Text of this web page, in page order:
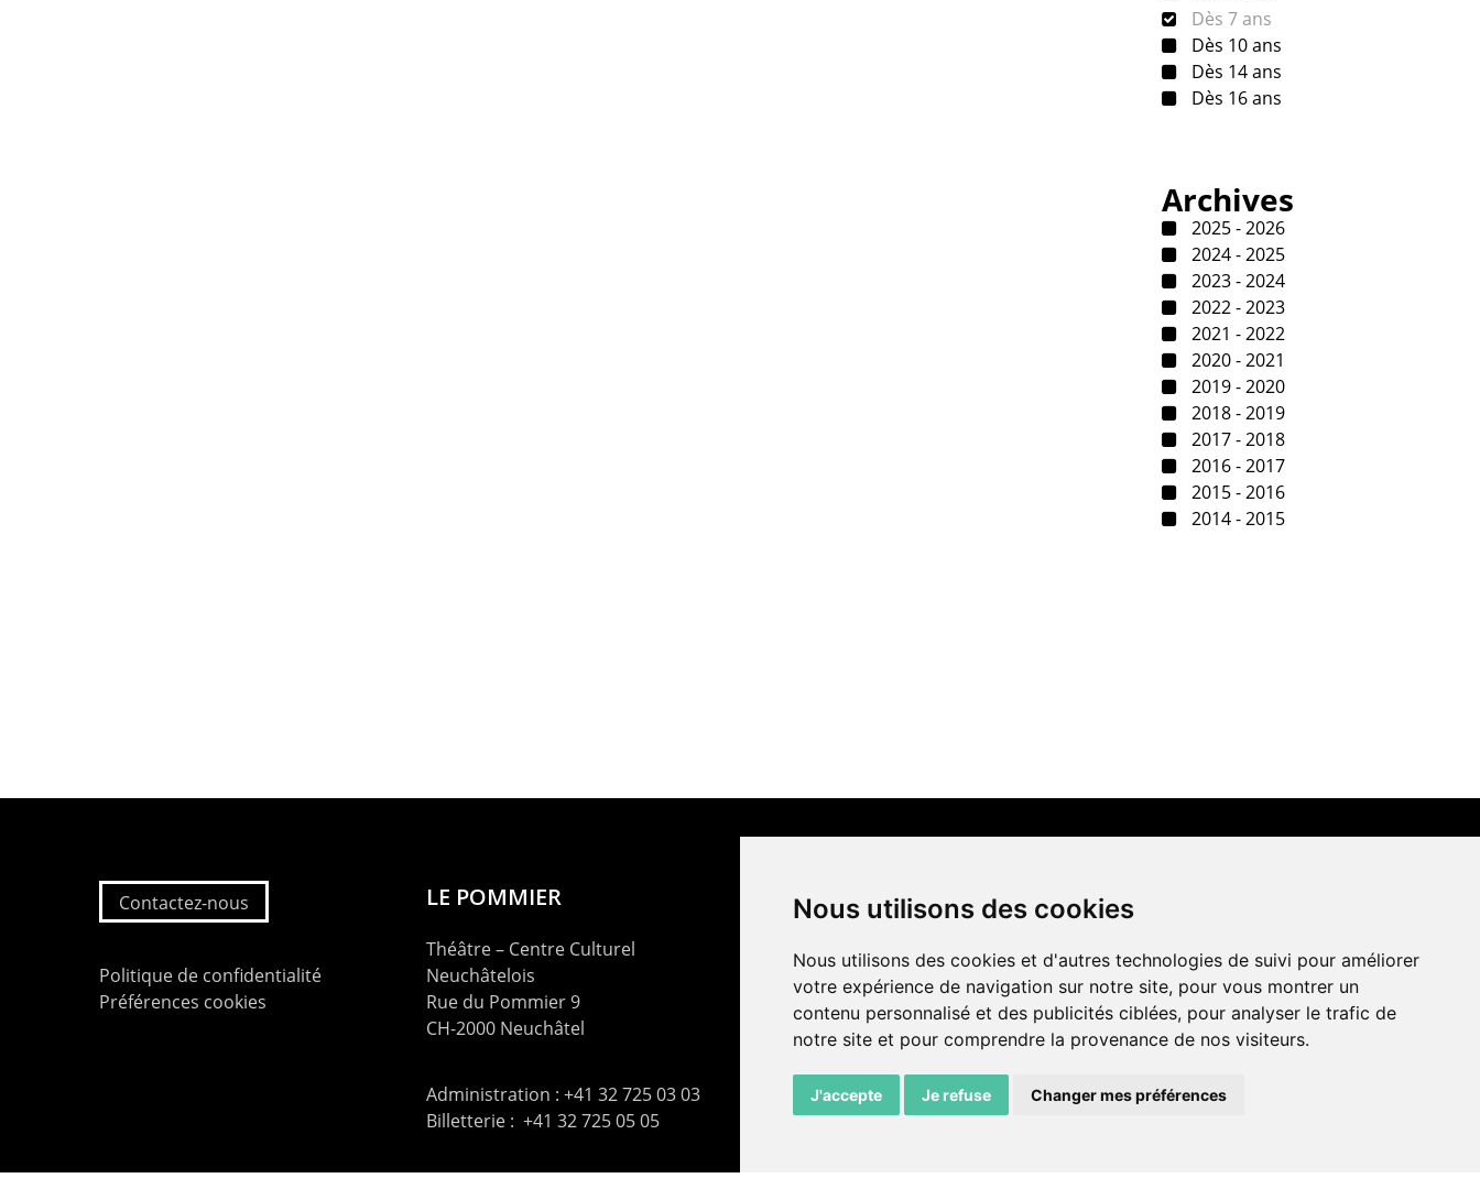
Nous utilisons des cookies
Nous utilisons des cookies et d'autres technologies de suivi pour améliorer
votre expérience de navigation sur notre site, pour vous montrer un
contenu personnalisé et des publicités ciblées, pour analyser le trafic de
notre site et pour comprendre la provenance de nos visiteurs.
J'accepte Je refuse Changer mes préférences
Dès 7 ans
Dès 10 ans
Dès 14 ans
Dès 16 ans
Archives
2025 - 2026
2024 - 2025
2023 - 2024
2022 - 2023
2021 - 2022
2020 - 2021
2019 - 2020
2018 - 2019
2017 - 2018
2016 - 2017
2015 - 2016
2014 - 2015
Contactez-nous
Politique de confidentialité
Préférences cookies
LE POMMIER
Théâtre – Centre Culturel
Neuchâtelois
Rue du Pommier 9
CH-2000 Neuchâtel
Administration : +41 32 725 03 03
Billetterie : +41 32 725 05 05
LIENS AMIS
Centre de culture ABC
ADN – Association Danse Neuchâtel